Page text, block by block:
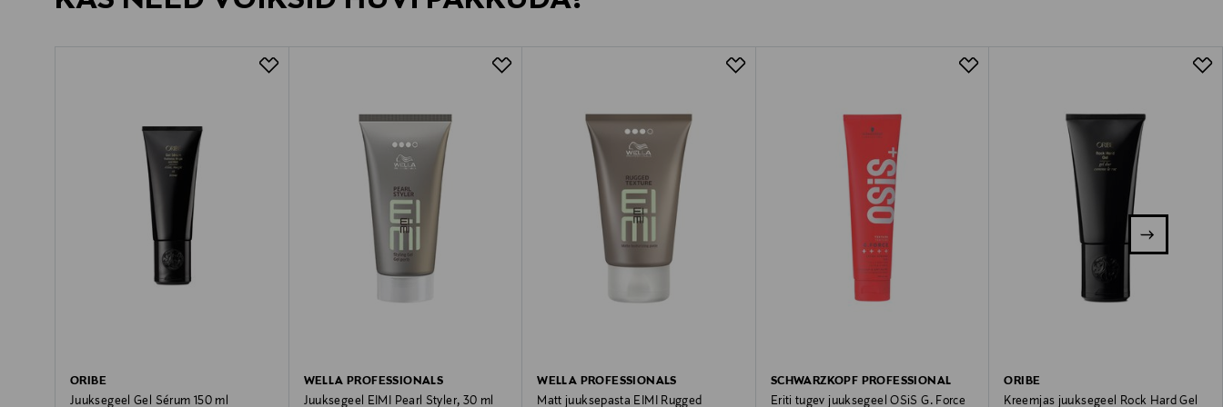
ORIBE
Juuksegeel Gel Sérum 150 ml
WELLA PROFESSIONALS
Juuksegeel EIMI Pearl Styler, 30 ml
WELLA PROFESSIONALS
Matt juuksepasta EIMI Rugged
SCHWARZKOPF PROFESSIONAL
Eriti tugev juuksegeel OSiS G. Force
ORIBE
Kreemjas juuksegeel Rock Hard Gel